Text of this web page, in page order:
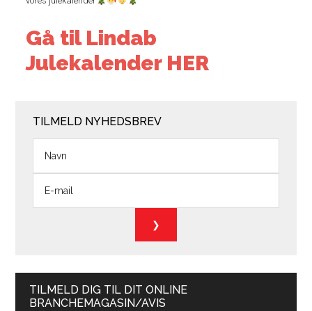
Gå til Lindab
Julekalender HER
TILMELD NYHEDSBREV
TILMELD DIG TIL DIT ONLINE
BRANCHEMAGASIN/AVIS